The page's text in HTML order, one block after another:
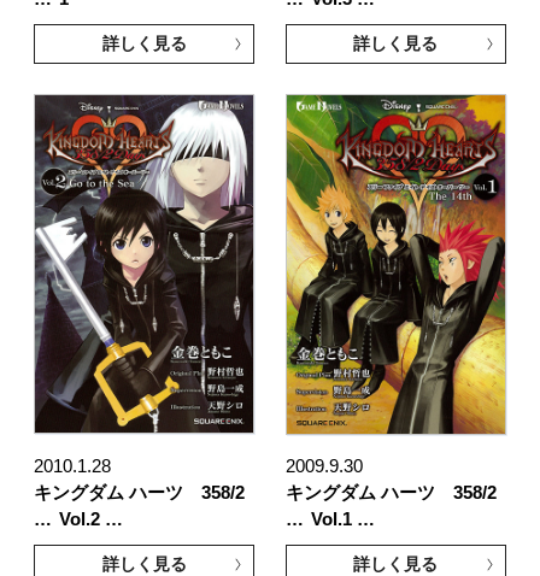
詳しく見る 詳しく見る
2010.1.28
キングダム ハーツ 358/2
… Vol.2 …
詳しく見る
2009.9.30
キングダム ハーツ 358/2
… Vol.1 …
詳しく見る